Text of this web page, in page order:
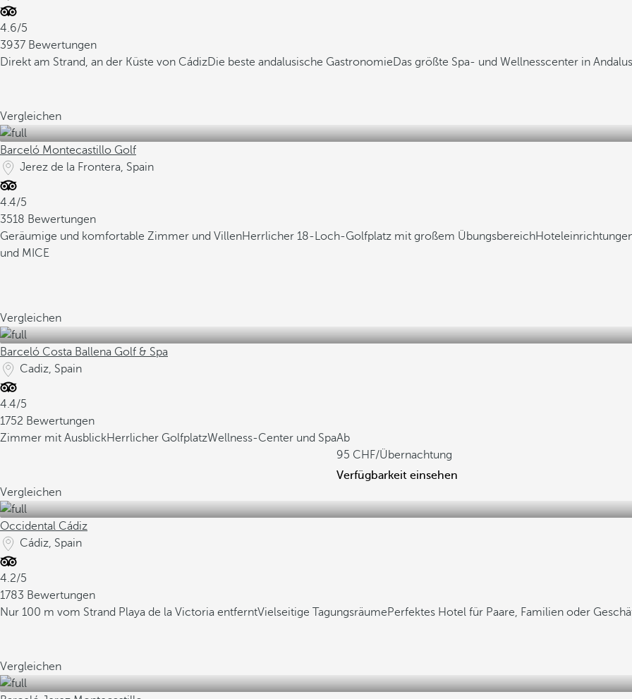
4.6/5
3937 Bewertungen
Direkt am Strand, an der Küste von CádizDie beste andalusische GastronomieDas größte Spa- und Wellnesscenter in
Vergleichen
Barceló Montecastillo Golf
Jerez de la Frontera, Spain
4.4/5
3518 Bewertungen
Geräumige und komfortable Zimmer und VillenHerrlicher 18-Loch-Golfplatz mit großem Übungsbereich
und MICE
Vergleichen
Barceló Costa Ballena Golf & Spa
Cadiz, Spain
4.4/5
1752 Bewertungen
Zimmer mit AusblickHerrlicher GolfplatzWellness-Center und SpaAb
95
/Übernachtung
Verfügbarkeit einsehen
Vergleichen
Occidental Cádiz
Cádiz, Spain
4.2/5
1783 Bewertungen
Nur 100 m vom Strand Playa de la Victoria entferntVielseitige TagungsräumePerfektes Hotel für Paare, Familien oder
Vergleichen